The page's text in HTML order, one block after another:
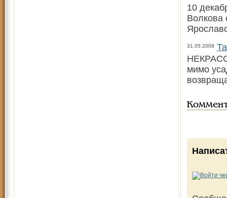
10
Волкова
31.05.2008
мимо